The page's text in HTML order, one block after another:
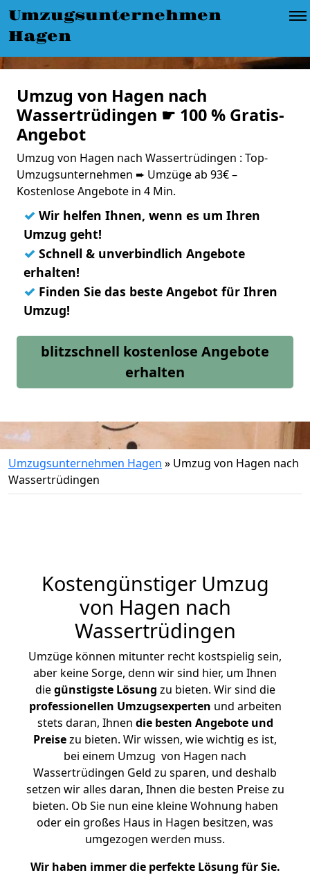
Umzugsunternehmen
Hagen
Umzug von Hagen nach
Wassertrüdingen ☛ 100 % Gratis-
Angebot
Umzug von Hagen nach Wassertrüdingen : Top-
Umzugsunternehmen ➨ Umzüge ab 93€ –
Kostenlose Angebote in 4 Min.
✓ Wir helfen Ihnen, wenn es um Ihren
Umzug geht!
✓ Schnell & unverbindlich Angebote
erhalten!
✓ Finden Sie das beste Angebot für Ihren
Umzug!
blitzschnell kostenlose Angebote
erhalten
Umzugsunternehmen Hagen » Umzug von Hagen nach
Wassertrüdingen
Kostengünstiger Umzug
von Hagen nach
Wassertrüdingen
Umzüge können mitunter recht kostspielig sein,
aber keine Sorge, denn wir sind hier, um Ihnen
diegünstigste Lösung zu bieten. Wir sind die
professionellen Umzugsexperten und arbeiten
stets daran, Ihnen die besten Angebote und
Preisezu bieten. Wir wissen, wie wichtig es ist,
bei einem Umzug von Hagen nach
Wassertrüdingen Geld zu sparen, und deshalb
setzen wir alles daran, Ihnen die besten Preise zu
bieten. Ob Sie nun eine kleine Wohnung haben
oder ein großes Haus in Hagen besitzen, was
umgezogen werden muss.
Wir haben immer die perfekte Lösung für Sie.